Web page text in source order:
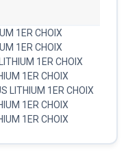
1ER CHOIX
1ER CHOIX
1ER CHOIX
1ER CHOIX
LITHIUM 1ER CHOIX
1ER CHOIX
1ER CHOIX